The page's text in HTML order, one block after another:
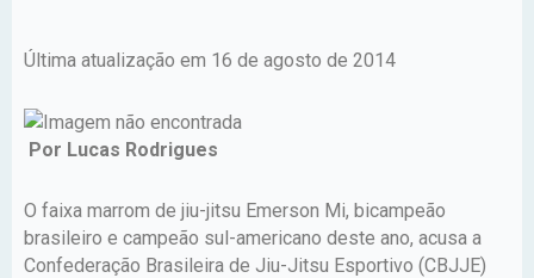
Última atualização em 16 de agosto de 2014
Por Lucas Rodrigues
O faixa marrom de jiu-jitsu Emerson Mi, bicampeão
brasileiro e campeão sul-americano deste ano, acusa a
Confederação Brasileira de Jiu-Jitsu Esportivo (CBJJE)